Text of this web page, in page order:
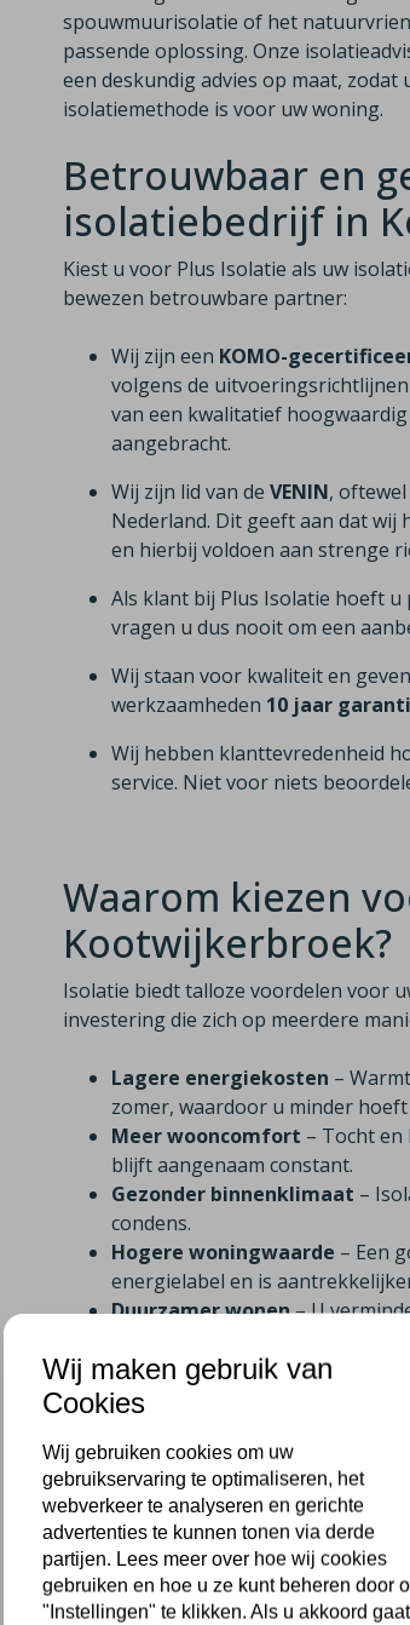
spouwmuurisolatie of het
passende oplossing. Onze
een deskundig advies op maat, zodat
isolatiemethode is voor uw woning.
Betrouwbaar en
isolatiebedrijf in
Kiest u voor Plus Isolatie als uw
bewezen betrouwbare partner:
Wij zijn een KOMO-
volgens de
van een kwalitatief
aangebracht.
Wij zijn lid van deVENIN,
Nederland. Dit geeft aan dat wij
en hierbij voldoen aan strenge
Als klant bij Plus Isolatie hoeft
vragen u dus nooit om een
Wij staan voor kwaliteit en
werkzaamheden 10 jaar
Wij hebben klanttevredenheid
service. Niet voor niets
Waarom kiezen
Kootwijkerbroek?
Isolatie biedt talloze voordelen voor
investering die zich op meerdere
Lagere energiekosten –
zomer, waardoor u minder
Meer wooncomfort – Tocht
blijft aangenaam constant.
Gezonder binnenklimaat –
condens.
Hogere woningwaarde – Een
energielabel en is
Duurzamer wonen– U
Aantrekkelijke subsidie
–
verdient u uw investering sneller
Met isolatie profiteert u dus van
woning.
Wat kost isolatie
De kosten van isolatie zijn
Wij maken gebruik van
Cookies
Wij gebruiken cookies om uw
gebruikservaring te optimaliseren, het
webverkeer te analyseren en gerichte
advertenties te kunnen tonen via derde
partijen. Lees meer over hoe wij cookies
gebruiken en hoe u ze kunt beheren door
"Instellingen" te klikken. Als u akkoord gaat